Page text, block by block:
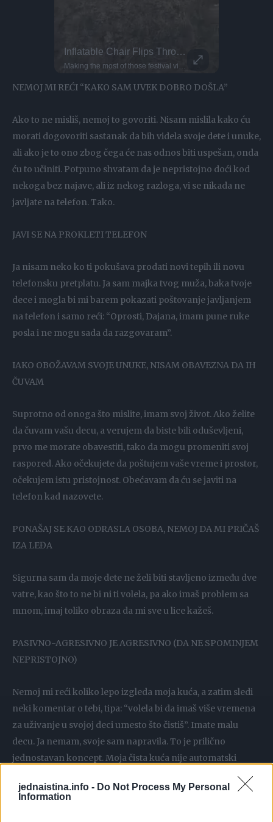
jednaistina.info - Do Not Process My Personal
Information
Inflatable Chair Flips Through Festival
Making the most of those festival vibes! Parkour athlete Bradley never stops flipping... Literally! He bounces this inflatable chair all the way through the fields at BoomTown. Why run when you can do this?
NEMOJ MI REĆI “KAKO SAM UVEK DOBRO DOŠLA”
Ako to ne misliš, nemoj to govoriti. Nisam mislila kako ću
morati dogovoriti sastanak da bih videla svoje dete i unuke,
ali ako je to ono zbog čega će nas odnos biti uspešan, onda
ću to učiniti. Potpuno shvatam da je nepristojno doći kod
nekoga bez najave, ali iz nekog razloga, vi se nikada ne
javljate na telefon. Tako.
JAVI SE NA PROKLETI TELEFON
Ja nisam neko ko ti pokušava prodati novi tepih ili novu
telefonsku pretplatu. Ja sam majka tvog muža, baka tvoje
dece i mogla bi mi barem pokazati poštovanje javljanjem
na telefon i samo reći: “Oprosti, Dajana, imam pune ruke
posla i ne mogu sada da razgovaram”.
IAKO OBOŽAVAM SVOJE UNUKE, NISAM OBAVEZNA DA IH
ČUVAM
Suprotno od onoga što mislite, imam svoj život. Ako želite
da čuvam vašu decu, a verujem da biste bili oduševljeni,
prvo me morate obavestiti, tako da mogu promeniti svoj
raspored. Ako očekujete da poštujem vaše vreme i prostor,
očekujem istu pristojnost. Obećavam da ću se javiti na
telefon kad nazovete.
PONAŠAJ SE KAO ODRASLA OSOBA, NEMOJ DA MI PRIČAŠ
IZA LEĐA
Sigurna sam da moje dete ne želi biti stavljeno između dve
vatre, kao što to ne bi ni ti volela, pa ako imaš problem sa
mnom, imaj toliko obraza da mi sve u lice kažeš.
PASIVNO-AGRESIVNO JE AGRESIVNO (DA NE SPOMINJEM
NEPRISTOJNO)
Nemoj mi reći koliko lepo izgleda moja kuća, a zatim sledi
neki komentar o tebi, tipa: “volela bi da imaš više vremena
za uživanje u svojoj deci umesto što čistiš”. Imate malu
decu. Ja nemam, svoje sam napravila. To je prilično
jednostavan koncept. Moja čista kuća nije automatski